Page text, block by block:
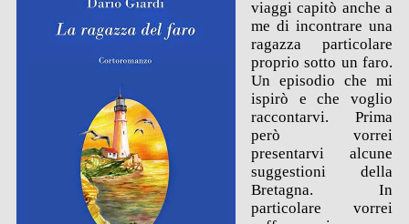
viaggi capitò anche a
me di incontrare una
ragazza particolare
proprio sotto un faro.
Un episodio che mi
ispirò e che voglio
raccontarvi. Prima
però vorrei
presentarvi alcune
suggestioni della
Bretagna. In
particolare vorrei